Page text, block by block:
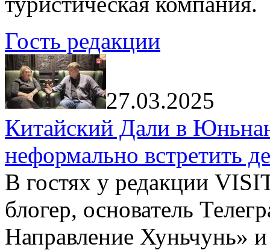
Гость редакции
27.03.2025
Китайский Дали в
неформально встретить
В гостях у редакции
блогер, основатель
Направление Хуньчунь»